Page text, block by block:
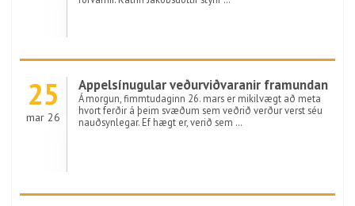
25
mar 26
Appelsínugular veðurviðvaranir framundan
Á morgun, fimmtudaginn 26. mars er mikilvægt að meta
hvort ferðir á þeim svæðum sem veðrið verður verst séu
nauðsynlegar. Ef hægt er, verið sem …